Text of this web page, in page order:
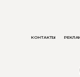
КОНТАКТЫ